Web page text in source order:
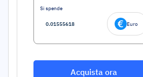
Si spende
Euro
Acquista ora